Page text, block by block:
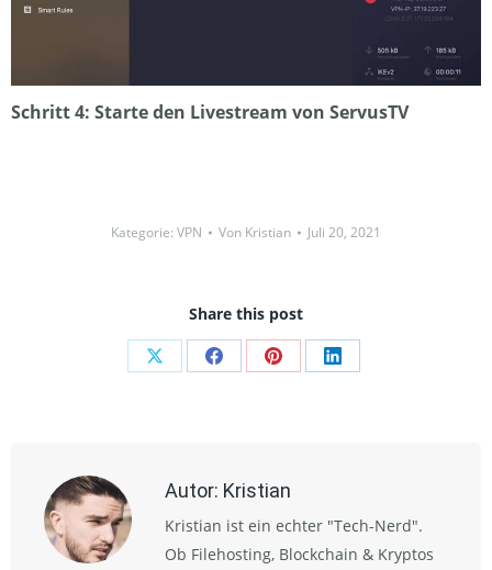
Schritt 4: Starte den Livestream von ServusTV
Kategorie: VPN Von Kristian Juli 20, 2021
Share this post
Share Share Share Share
Autor: Kristian
Kristian ist ein echter "Tech-Nerd".
Ob Filehosting, Blockchain & Kryptos